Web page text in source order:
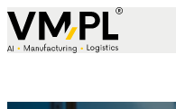
Skip to content